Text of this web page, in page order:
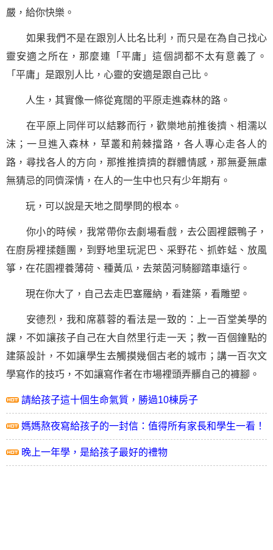
嚴，給你快樂。
如果我們不是在跟別人比名比利，而只是在為自己找心
靈安適之所在，那麼連「平庸」這個詞都不太有意義了。
「平庸」是跟別人比，心靈的安適是跟自己比。
人生，其實像一條從寬闊的平原走進森林的路。
在平原上同伴可以結夥而行，歡樂地前推後擠、相濡以
沫；一旦進入森林，草叢和荊棘擋路，各人專心走各人的
路，尋找各人的方向，那推推擠擠的群體情感，那無憂無慮
無猜忌的同儕深情，在人的一生中也只有少年期有。
玩，可以說是天地之間學問的根本。
你小的時候，我常帶你去劇場看戲，去公園裡餵鴨子，
在廚房裡揉麵團，到野地里玩泥巴、采野花、抓蚱蜢、放風
箏，在花園裡養薄荷、種黃瓜，去萊茵河騎腳踏車遠行。
現在你大了，自己去走巴塞羅納，看建築，看雕塑。
安德烈，我和席慕蓉的看法是一致的：上一百堂美學的
課，不如讓孩子自己在大自然里行走一天；教一百個鐘點的
建築設計，不如讓學生去觸摸幾個古老的城市；講一百次文
學寫作的技巧，不如讓寫作者在市場裡頭弄髒自己的褲腳。
請給孩子這十個生命氣質，勝過10棟房子
媽媽熬夜寫給孩子的一封信：值得所有家長和學生一看！
晚上一年學，是給孩子最好的禮物